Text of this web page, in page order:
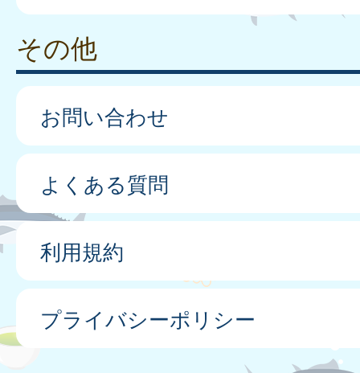
その他
お問い合わせ
よくある質問
利用規約
プライバシーポリシー